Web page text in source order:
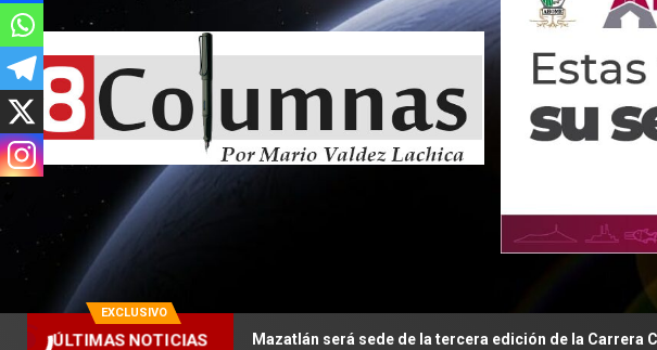
EXCLUSIVO
ÚLTIMAS NOTICIASMazatlán será sede de la tercera edición de la Carrera Conecta-Te 2026